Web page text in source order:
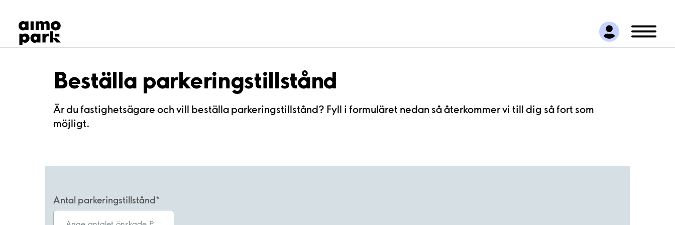
Hitta parkering
Samarbete
Kundservice
Om Aimo Park
Beställa parkeringstillstånd
Är du fastighetsägare och vill beställa parkeringstillstånd? Fyll i formuläret nedan så återkommer vi till dig så fort som
möjligt.
Antal parkeringstillstånd